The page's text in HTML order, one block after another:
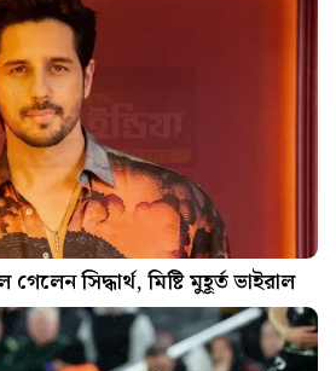
সিদ্ধার্থ, মিষ্টি মুহূর্ত ভাইরাল